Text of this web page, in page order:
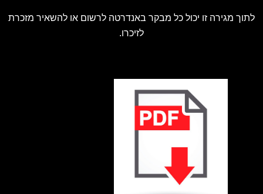
לתוך מגירה זו יכול כל מבקר באנדרטה לרשום או להשאיר מזכרת
לזיכרו.